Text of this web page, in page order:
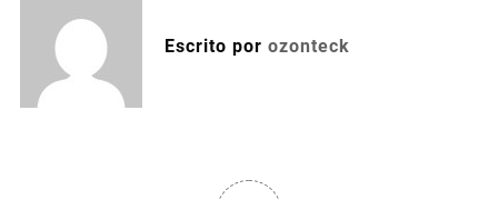
Escrito por ozonteck